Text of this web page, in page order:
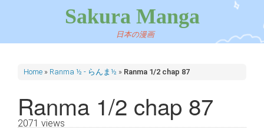
Sakura Manga
日本の漫画
Home » Ranma ½ - らんま½ » Ranma 1/2 chap 87
Ranma 1/2 chap 87
2071 views